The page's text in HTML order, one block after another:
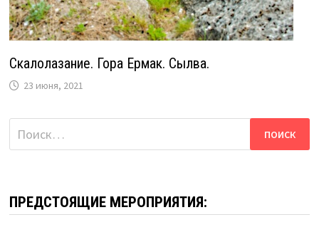
Скалолазание. Гора Ермак. Сылва.
23 июня, 2021
Найти:
ПРЕДСТОЯЩИЕ МЕРОПРИЯТИЯ: